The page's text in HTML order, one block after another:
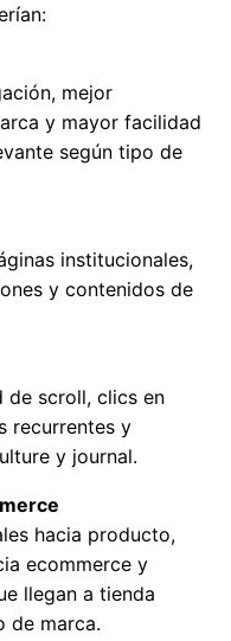
mejor
y mayor facilidad
según tipo de
institucionales,
y contenidos de
de scroll, clics en
recurrentes y
y journal.
hacia producto,
ecommerce y
llegan a tienda
de marca.